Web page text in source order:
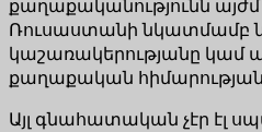
քաղաքականությունն այժմ
Ռուսաստանի նկատմամբ
կաշառակերությանը կամ
քաղաքական
Այլ գնահատական ​​չէր էլ